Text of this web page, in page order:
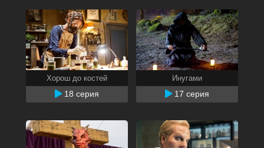
Хорош до костей
18 серия
Инугами
17 серия